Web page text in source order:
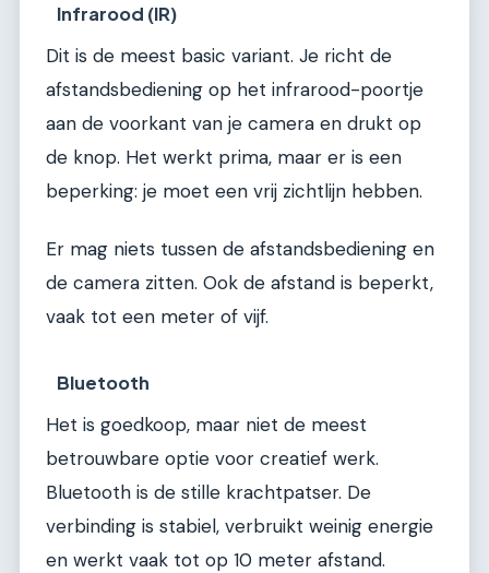
Infrarood (IR)
Dit is de meest basic variant. Je richt de
afstandsbediening op het infrarood-poortje
aan de voorkant van je camera en drukt op
de knop. Het werkt prima, maar er is een
beperking: je moet een vrij zichtlijn hebben.
Er mag niets tussen de afstandsbediening en
de camera zitten. Ook de afstand is beperkt,
vaak tot een meter of vijf.
Bluetooth
Het is goedkoop, maar niet de meest
betrouwbare optie voor creatief werk.
Bluetooth is de stille krachtpatser. De
verbinding is stabiel, verbruikt weinig energie
en werkt vaak tot op 10 meter afstand.